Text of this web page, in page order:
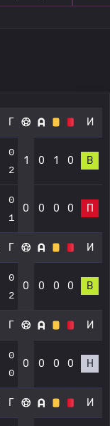
Г И
0
2
1 0 1 0 В
0
1
0 0 0 0 П
Г И
0
2
0 0 0 0 В
Г И
0
0
0 0 0 0 Н
Г И